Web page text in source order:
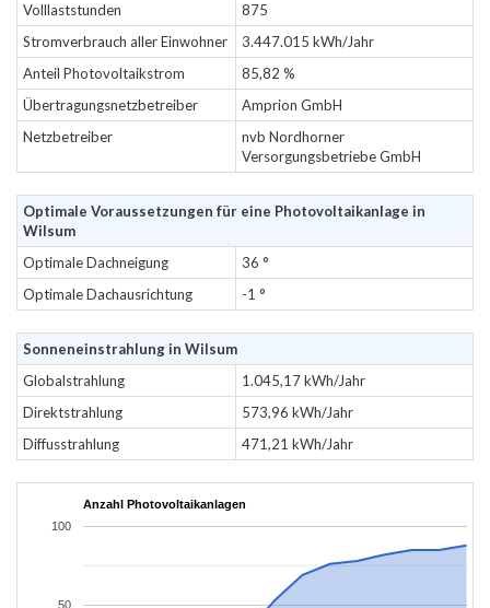
Volllaststunden
875
Stromverbrauch aller Einwohner
3.447.015 kWh/Jahr
Anteil Photovoltaikstrom
85,82 %
Übertragungsnetzbetreiber
Amprion GmbH
Netzbetreiber
nvb Nordhorner
Versorgungsbetriebe GmbH
Optimale Voraussetzungen für eine Photovoltaikanlage in
Wilsum
Optimale Dachneigung
36 °
Optimale Dachausrichtung
-1 °
Sonneneinstrahlung in Wilsum
Globalstrahlung
1.045,17 kWh/Jahr
Direktstrahlung
573,96 kWh/Jahr
Diffusstrahlung
471,21 kWh/Jahr
Anzahl Photovoltaikanlagen
50
100